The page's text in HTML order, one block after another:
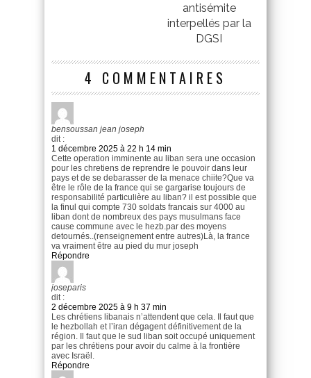
antisémite
interpellés par la
DGSI
4 COMMENTAIRES
bensoussan jean joseph
dit :
1 décembre 2025 à 22 h 14 min
Cette operation imminente au liban sera une occasion
pour les chretiens de reprendre le pouvoir dans leur
pays et de se debarasser de la menace chiite?Que va
être le rôle de la france qui se gargarise toujours de
responsabilité particulière au liban? il est possible que
la finul qui compte 730 soldats francais sur 4000 au
liban dont de nombreux des pays musulmans face
cause commune avec le hezb.par des moyens
detournés..(renseignement entre autres)Là, la france
va vraiment être au pied du mur joseph
Répondre
joseparis
dit :
2 décembre 2025 à 9 h 37 min
Les chrétiens libanais n’attendent que cela. Il faut que
le hezbollah et l’iran dégagent définitivement de la
région. Il faut que le sud liban soit occupé uniquement
par les chrétiens pour avoir du calme à la frontière
avec Israël.
Répondre